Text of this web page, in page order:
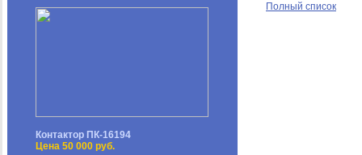
Контактор ПК-16194
Цена 50 000 руб.
Полный список